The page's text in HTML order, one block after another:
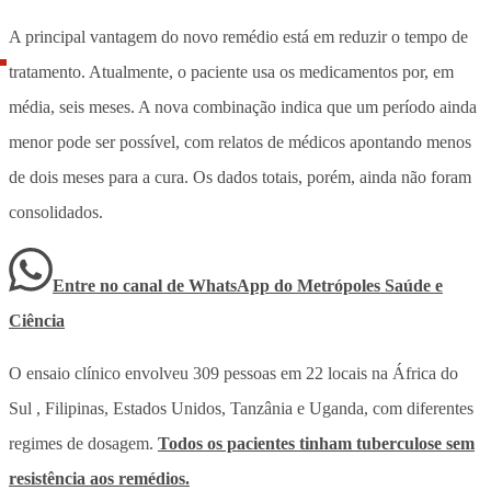
A principal vantagem do novo remédio está em reduzir o tempo de
tratamento. Atualmente, o paciente usa os medicamentos por, em
média, seis meses. A nova combinação indica que um período ainda
menor pode ser possível, com relatos de médicos apontando menos
de dois meses para a cura. Os dados totais, porém, ainda não foram
consolidados.
Entre no canal de WhatsApp do Metrópoles Saúde e
Ciência
O ensaio clínico envolveu 309 pessoas em 22 locais na África do
Sul , Filipinas, Estados Unidos, Tanzânia e Uganda, com diferentes
regimes de dosagem. Todos os pacientes tinham tuberculose sem
resistência aos remédios.